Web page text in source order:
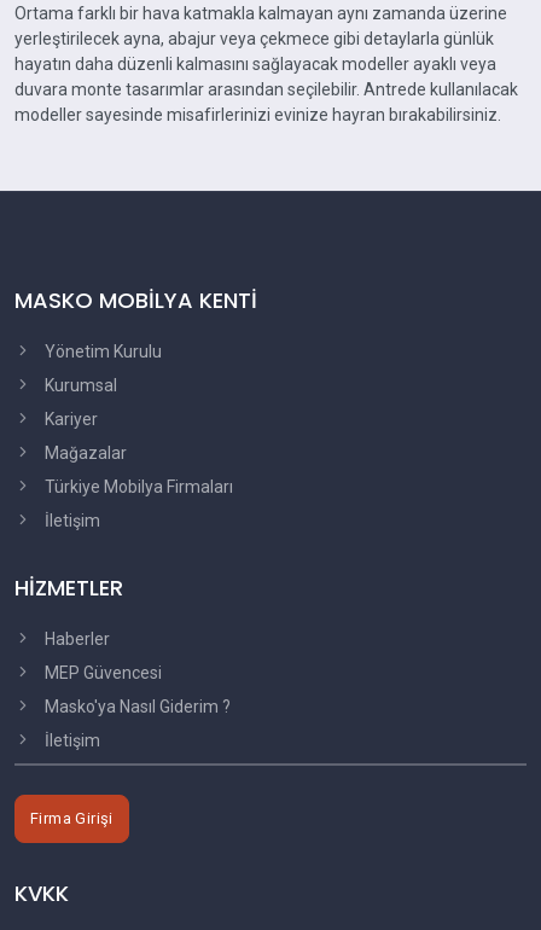
Ortama farklı bir hava katmakla kalmayan aynı zamanda üzerine
yerleştirilecek ayna, abajur veya çekmece gibi detaylarla günlük
hayatın daha düzenli kalmasını sağlayacak modeller ayaklı veya
duvara monte tasarımlar arasından seçilebilir. Antrede kullanılacak
modeller sayesinde misafirlerinizi evinize hayran bırakabilirsiniz.
MASKO MOBİLYA KENTİ
Yönetim Kurulu
Kurumsal
Kariyer
Mağazalar
Türkiye Mobilya Firmaları
İletişim
HİZMETLER
Haberler
MEP Güvencesi
Masko'ya Nasıl Giderim ?
İletişim
Firma Girişi
KVKK